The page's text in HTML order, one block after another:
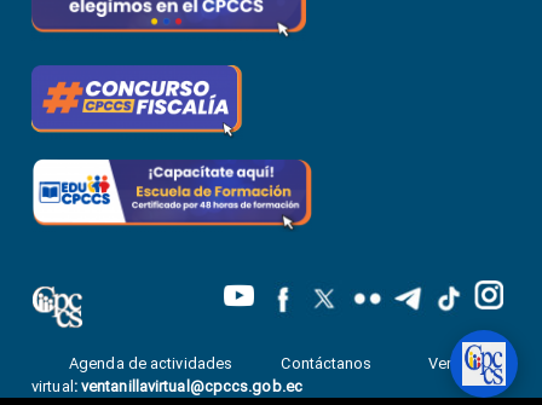
Agenda de actividades Contáctanos
Ventanilla
virtual : ventanillavirtual@cpccs.gob.ec